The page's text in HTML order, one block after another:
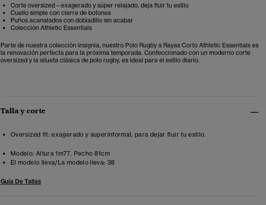
Corte oversized – exagerado y súper relajado, deja fluir tu estilo
Cuello simple con cierre de botones
Puños acanalados con dobladillo sin acabar
Colección Athletic Essentials
Parte de nuestra colección insignia, nuestro Polo Rugby a Rayas Corto Athletic Essentials es
la renovación perfecta para la próxima temporada. Confeccionado con un moderno corte
oversized y la silueta clásica de polo rugby, es ideal para el estilo diario.
Talla y corte
Oversized fit: exagerado y superinformal, para dejar fluir tu estilo.
Modelo: Altura 1m77. Pecho 81cm
El modelo lleva/La modelo lleva: 38
Guía De Tallas